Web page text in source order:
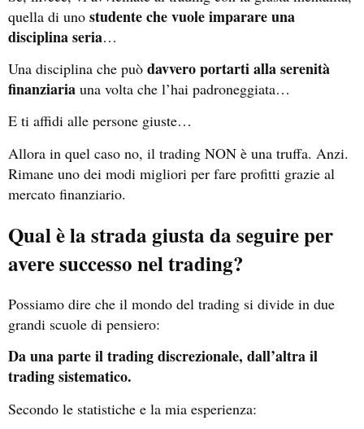
quella di uno studente che vuole imparare una
disciplina seria…
Una disciplina che può davvero portarti alla serenità
finanziaria una volta che l’hai padroneggiata…
E ti affidi alle persone giuste…
Allora in quel caso no, il trading NON è una truffa. Anzi.
Rimane uno dei modi migliori per fare profitti grazie al
mercato finanziario.
Qual è la strada giusta da seguire per
avere successo nel trading?
Possiamo dire che il mondo del trading si divide in due
grandi scuole di pensiero:
Da una parte il trading discrezionale, dall’altra il
trading sistematico.
Secondo le statistiche e la mia esperienza: